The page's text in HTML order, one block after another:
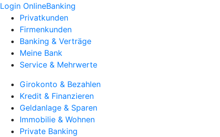
Login OnlineBanking
Privatkunden
Firmenkunden
Banking & Verträge
Meine Bank
Service & Mehrwerte
Girokonto & Bezahlen
Kredit & Finanzieren
Geldanlage & Sparen
Immobilie & Wohnen
Private Banking